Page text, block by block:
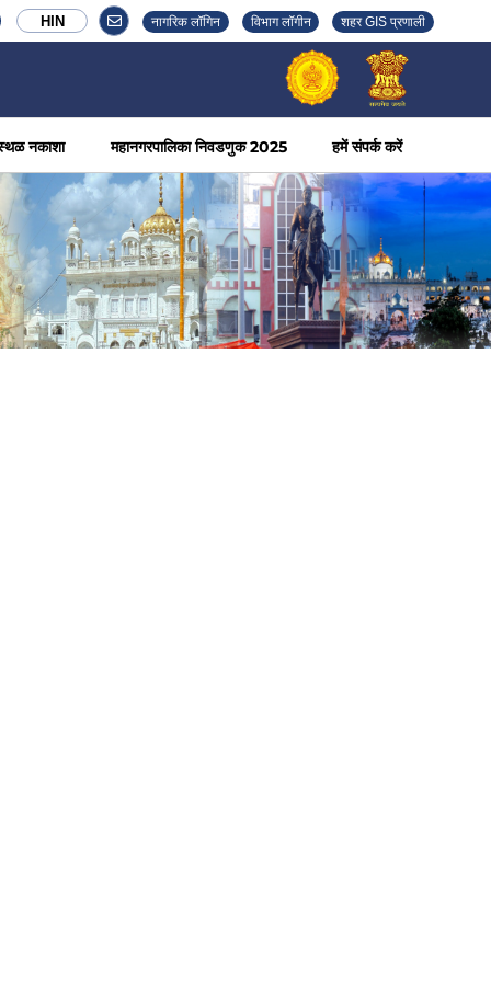
HIN नागरिक लॉगिन विभाग लॉगीन शहर GIS प्रणाली
नकाशा महानगरपालिका निवडणुक 2025 हमें संपर्क करें